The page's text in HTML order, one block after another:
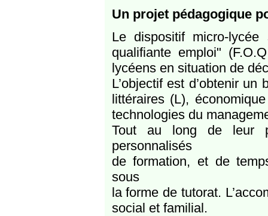
Un projet pédagogique
Le dispositif micro-
qualifiante emploi"
lycéens en situation de
L’objectif est d’obtenir
littéraires (L),
technologies du
Tout au long de leur
personnalisés
de formation, et de
sous
la forme de tutorat.
social et familial.